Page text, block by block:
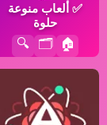
✅ ألعاب منوعة
حلوة
🏠
🗂️
🔍